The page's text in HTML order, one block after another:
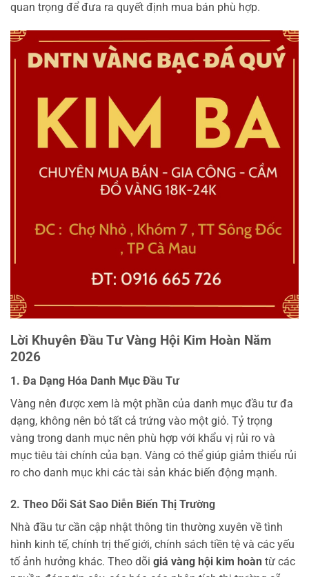
quan trọng để đưa ra quyết định mua bán phù hợp.
Lời Khuyên Đầu Tư Vàng Hội Kim Hoàn Năm
2026
1. Đa Dạng Hóa Danh Mục Đầu Tư
Vàng nên được xem là một phần của danh mục đầu tư đa
dạng, không nên bỏ tất cả trứng vào một giỏ. Tỷ trọng
vàng trong danh mục nên phù hợp với khẩu vị rủi ro và
mục tiêu tài chính của bạn. Vàng có thể giúp giảm thiểu rủi
ro cho danh mục khi các tài sản khác biến động mạnh.
2. Theo Dõi Sát Sao Diễn Biến Thị Trường
Nhà đầu tư cần cập nhật thông tin thường xuyên về tình
hình kinh tế, chính trị thế giới, chính sách tiền tệ và các yếu
tố ảnh hưởng khác. Theo dõi giá vàng hội kim hoàn từ các